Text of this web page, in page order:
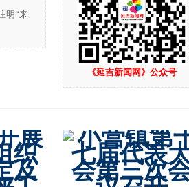
《延吉新闻网》公众号
明“来